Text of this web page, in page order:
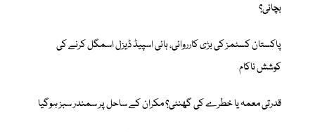
بچائی؟
پاکستان کسٹمز کی بڑی کارروائی، ہائی اسپیڈ ڈیزل اسمگل کرنے کی
کوشش ناکام
قدرتی معمہ یا خطرے کی گھنٹی؟ مکران کے ساحل پر سمندر سبز ہوگیا